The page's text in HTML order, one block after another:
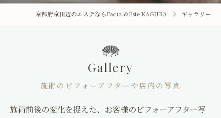
口コミ
京都府京田辺のエステならFacial&Este KAGURA ギャラリー
Gallery
施術のビフォーアフターや店内の写真
施術前後の変化を捉えた、お客様のビフォーアフター写